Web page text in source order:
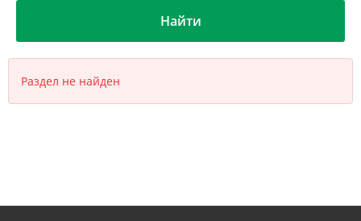
Найти
Раздел не найден